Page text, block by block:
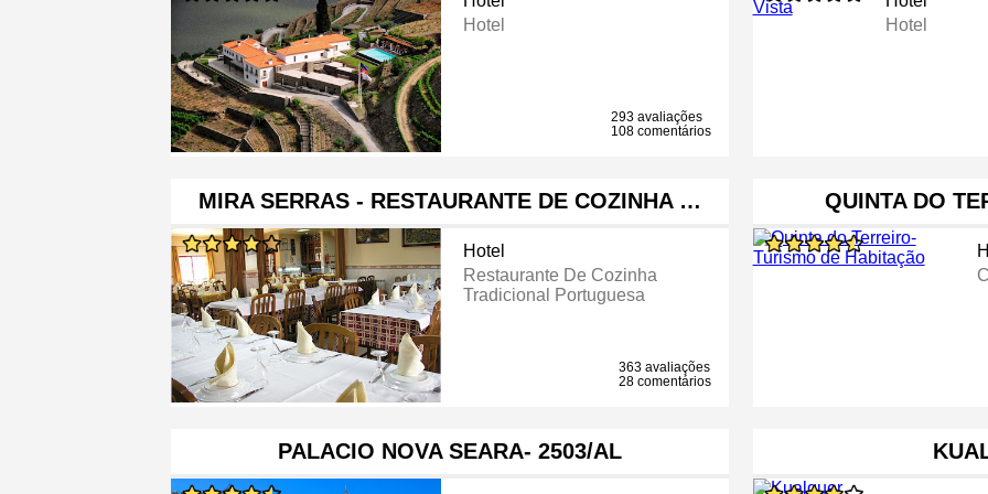
Hotel
293 avaliações
108 comentários
Hotel
MIRA SERRAS - RESTAURANTE DE COZINHA …
Hotel
Restaurante De Cozinha
Tradicional Portuguesa
363 avaliações
28 comentários
QUINTA DO
PALACIO NOVA SEARA- 2503/AL